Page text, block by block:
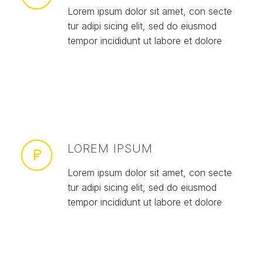
Lorem ipsum dolor sit amet, con secte
tur adipi sicing elit, sed do eiusmod
tempor incididunt ut labore et dolore
LOREM IPSUM
Lorem ipsum dolor sit amet, con secte
tur adipi sicing elit, sed do eiusmod
tempor incididunt ut labore et dolore